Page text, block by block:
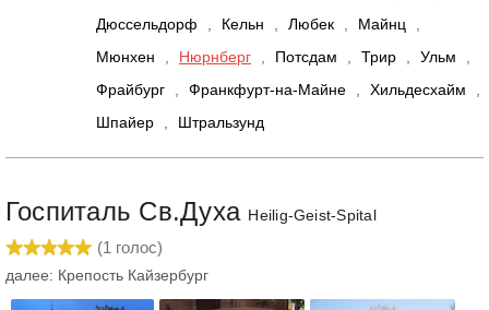
Дюссельдорф
Кельн Любек Майнц
Мюнхен
Нюрнберг Потсдам Трир Ульм
Фрайбург
Франкфурт-на-Майне Хильдесхайм
Шпайер
Штральзунд
Госпиталь Св.Духа Heilig-Geist-Spital
(1 голос)
далее: Крепость Кайзербург